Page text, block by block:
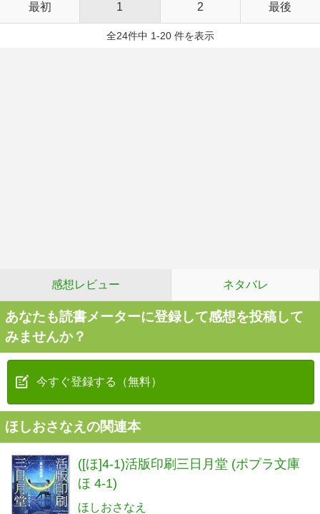
最初 1 2 最後
全24件中 1-20 件を表示
感想レビュー ネタバレ
あなたも読書メーターに登録して感想を投稿して
みませんか？
今すぐ登録する（無料）
ほしおさなえの関連本
([ほ]4-1)活版印刷三日月堂 (ポプラ文庫
ほ 4-1)
ほしおさなえ